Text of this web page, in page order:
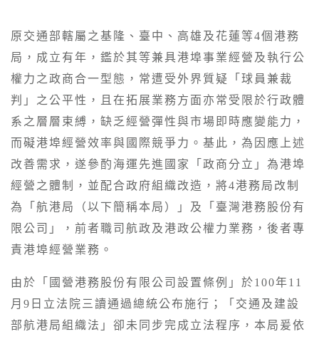
原交通部轄屬之基隆、臺中、高雄及花蓮等4個港務
局，成立有年，鑑於其等兼具港埠事業經營及執行公
權力之政商合一型態，常遭受外界質疑「球員兼裁
判」之公平性，且在拓展業務方面亦常受限於行政體
系之層層束縛，缺乏經營彈性與市場即時應變能力，
而礙港埠經營效率與國際競爭力。基此，為因應上述
改善需求，遂參酌海運先進國家「政商分立」為港埠
經營之體制，並配合政府組織改造，將4港務局改制
為「航港局（以下簡稱本局）」及「臺灣港務股份有
限公司」，前者職司航政及港政公權力業務，後者專
責港埠經營業務。
由於「國營港務股份有限公司設置條例」於100年11
月9日立法院三讀通過總統公布施行；「交通及建設
部航港局組織法」卻未同步完成立法程序，本局爰依